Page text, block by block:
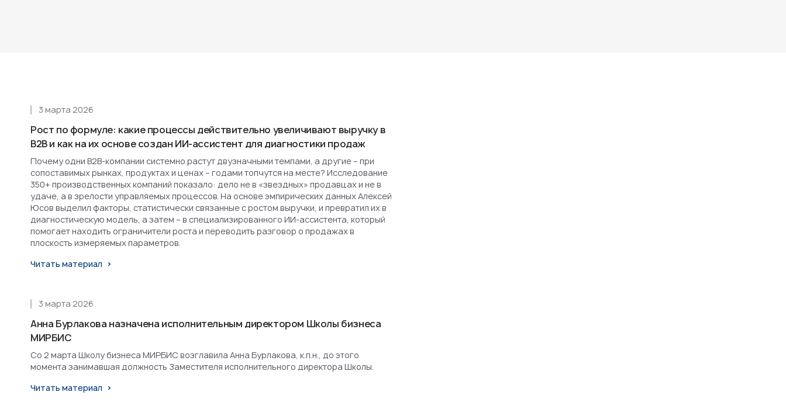
Рост по формуле: какие процессы действительно увеличивают выручку в
B2B и как на их основе создан ИИ-ассистент для диагностики продаж
3 марта 2026
Почему одни B2B-компании системно растут двузначными темпами, а другие – при
сопоставимых рынках, продуктах и ценах – годами топчутся на месте? Исследование
350+ производственных компаний показало: дело не в «звездных» продавцах и не в
удаче, а в зрелости управляемых процессов. На основе эмпирических данных Алексей
Юсов выделил факторы, статистически связанные с ростом выручки, и превратил их в
диагностическую модель, а затем – в специализированного ИИ-ассистента, который
помогает находить ограничители роста и переводить разговор о продажах в
плоскость измеряемых параметров.
Читать материал
Анна Бурлакова назначена исполнительным директором Школы бизнеса
МИРБИС
3 марта 2026
Со 2 марта Школу бизнеса МИРБИС возглавила Анна Бурлакова, к.п.н., до этого
момента занимавшая должность Заместителя исполнительного директора Школы.
Читать материал